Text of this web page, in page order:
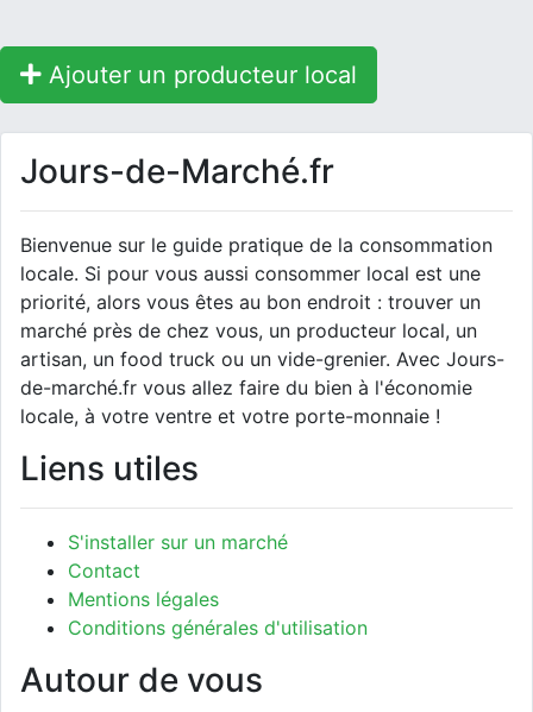
Ajouter un producteur local
Jours-de-Marché.fr
Bienvenue sur le guide pratique de la consommation
locale. Si pour vous aussi consommer local est une
priorité, alors vous êtes au bon endroit : trouver un
marché près de chez vous, un producteur local, un
artisan, un food truck ou un vide-grenier. Avec Jours-
de-marché.fr vous allez faire du bien à l'économie
locale, à votre ventre et votre porte-monnaie !
Liens utiles
S'installer sur un marché
Contact
Mentions légales
Conditions générales d'utilisation
Autour de vous